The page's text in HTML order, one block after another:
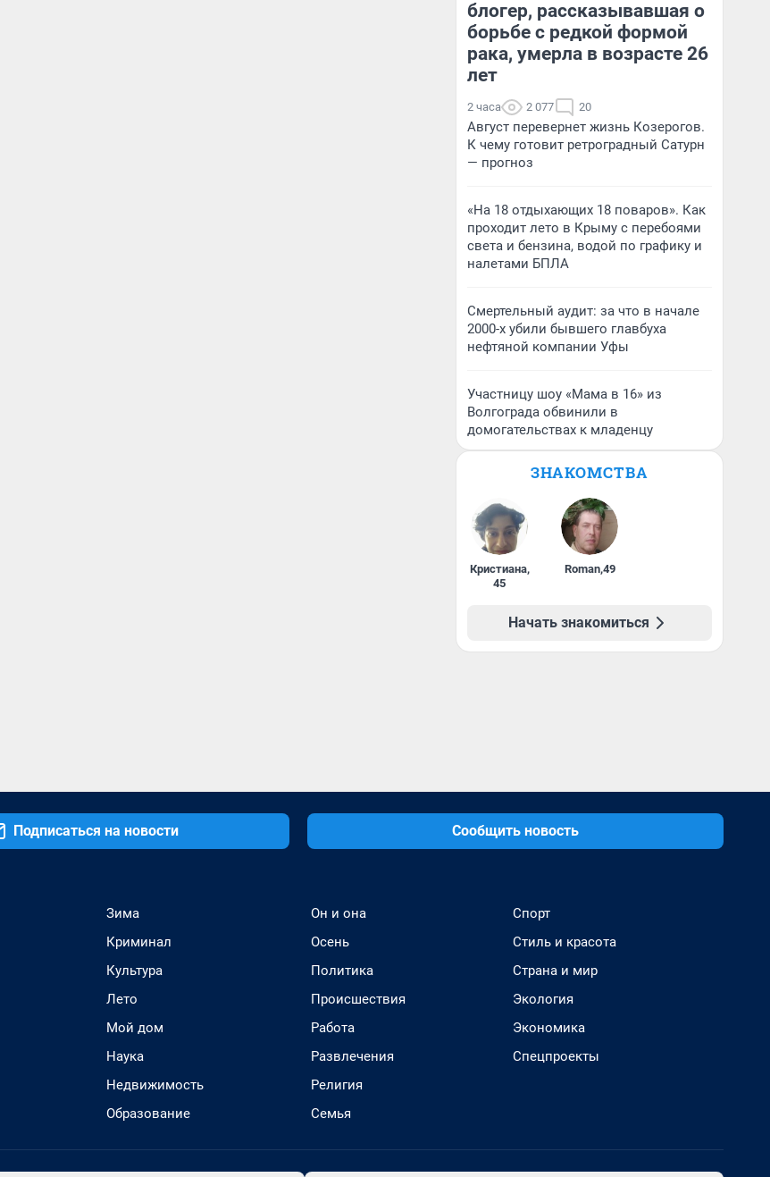
блогер, рассказывавшая о
борьбе с редкой формой
рака, умерла в возрасте 26
лет
2 часа 2 077 20
Август перевернет жизнь Козерогов.
К чему готовит ретроградный Сатурн
— прогноз
«На 18 отдыхающих 18 поваров». Как
проходит лето в Крыму с перебоями
света и бензина, водой по графику и
налетами БПЛА
Смертельный аудит: за что в начале
2000-х убили бывшего главбуха
нефтяной компании Уфы
Участницу шоу «Мама в 16» из
Волгограда обвинили в
домогательствах к младенцу
ЗНАКОМСТВА
Кристиана,
45
Roman,49
Начать знакомиться
Подписаться на новости Сообщить новость
Зима
Криминал
Культура
Лето
Мой дом
Наука
Недвижимость
Образование
Он и она
Осень
Политика
Происшествия
Работа
Развлечения
Религия
Семья
Спорт
Стиль и красота
Страна и мир
Экология
Экономика
Спецпроекты